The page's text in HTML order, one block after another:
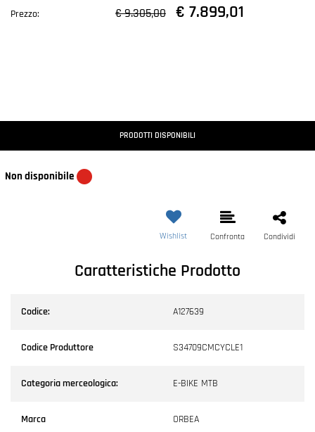
Prezzo: € 9.305,00 € 7.899,01
PRODOTTI DISPONIBILI
Non disponibile
Wishlist Confronta Condividi
Caratteristiche Prodotto
Codice: A127639
Codice Produttore S34709CMCYCLE1
Categoria merceologica: E-BIKE MTB
Marca ORBEA